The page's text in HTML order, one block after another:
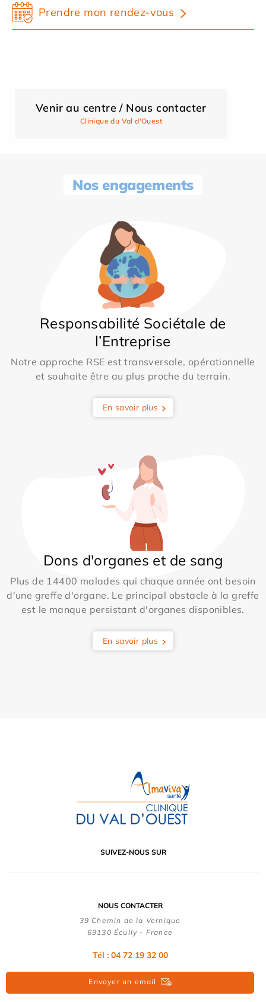
Prendre mon rendez-vous
Venir au centre / Nous contacter
Clinique du Val d'Ouest
Nos engagements
Responsabilité Sociétale de
l’Entreprise
Notre approche RSE est transversale, opérationnelle
et souhaite être au plus proche du terrain.
En savoir plus
Dons d'organes et de sang
Plus de 14400 malades qui chaque année ont besoin
d'une greffe d'organe. Le principal obstacle à la greffe
est le manque persistant d'organes disponibles.
En savoir plus
SUIVEZ-NOUS SUR
NOUS CONTACTER
39 Chemin de la Vernique
69130 Écully - France
Tél : 04 72 19 32 00
Envoyer un email